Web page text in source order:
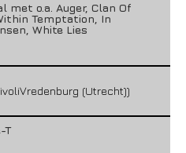
met o.a. Auger, Clan Of
Temptation, In
White Lies
(Utrecht))
T